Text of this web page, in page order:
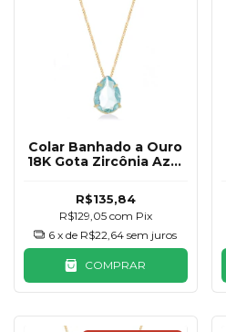
Colar Banhado a Ouro
18K Gota Zircônia Azul
R$135,84
R$129,05 com Pix
6 x de R$22,64 sem juros
COMPRAR